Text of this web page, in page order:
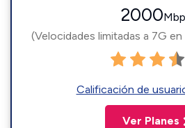
2000
(Velocidades limitadas a 7G
Calificación de
Ver Planes